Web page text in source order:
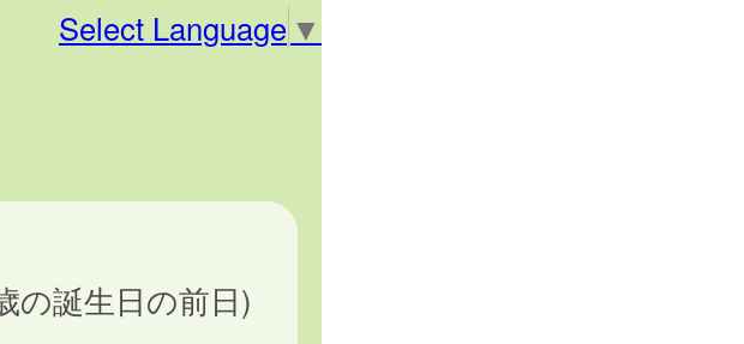
Select Language ▼
の誕生日の前日)